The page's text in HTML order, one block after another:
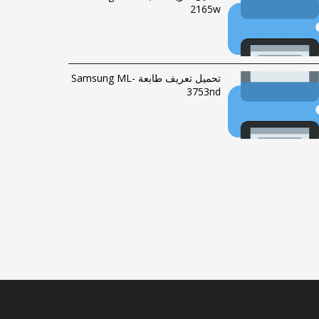
2165w
تحميل تعريف طابعة Samsung ML-
3753nd